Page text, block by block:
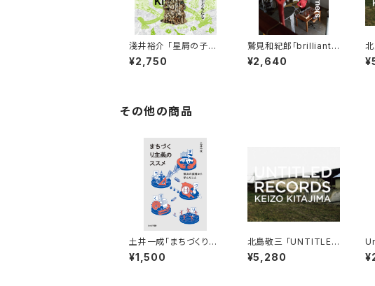
淺井裕介 「星屑の子ど
もたち」
¥2,750
鷲見和紀郎「brilliant c
orners」
¥2,640
その他の商品
土井一成「まちづくり主
義のススメ 〜横浜の実
践から学んだこと〜」
¥1,500
北島敬三 「UNTITLED
RECORDS」
¥5,280